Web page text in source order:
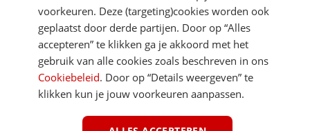
DIRECT NAAR
MEER ACSI FREELIFE
voorkeuren. Deze (targeting)cookies worden ook
geplaatst door derde partijen. Door op “Alles
accepteren” te klikken ga je akkoord met het
gebruik van alle cookies zoals beschreven in ons
Cookiebeleid. Door op “Details weergeven” te
klikken kun je jouw voorkeuren aanpassen.